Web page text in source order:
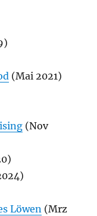
(Mai 2021)
(Nov
Löwen (Mrz